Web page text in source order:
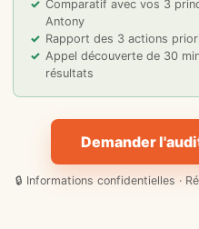
Comparatif avec vos 3
Antony
Rapport des 3 actions
Appel découverte de 30
résultats
Demander
🔒 Informations confidentielles ·